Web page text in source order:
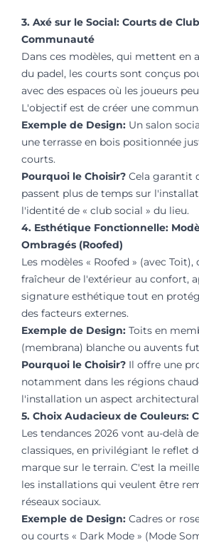
3. Axé sur le Social: Courts de
Communauté
Dans ces modèles, qui mettent en
du padel, les courts sont conçus
avec des espaces où les joueurs
L'objectif est de créer une
Exemple de Design: Un salon
une terrasse en bois positionnée
courts.
Pourquoi le Choisir? Cela garantit
passent plus de temps sur
l'identité de « club social » du lieu.
4. Esthétique Fonctionnelle:
Ombragés (Roofed)
Les modèles « Roofed » (avec
fraîcheur de l'extérieur au confort,
signature esthétique tout en
des facteurs externes.
Exemple de Design: Toits en
(membrana) blanche ou auvents
Pourquoi le Choisir? Il offre une
notamment dans les régions
l'installation un aspect
5. Choix Audacieux de Couleurs:
Les tendances 2026 vont au-delà
classiques, en privilégiant le reflet
marque sur le terrain. C'est la
les installations qui veulent être
réseaux sociaux.
Exemple de Design: Cadres or
ou courts « Dark Mode » (Mode